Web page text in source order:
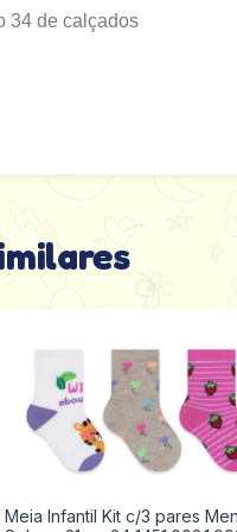
34 de calçados
Meia Infantil Kit c/3 pares